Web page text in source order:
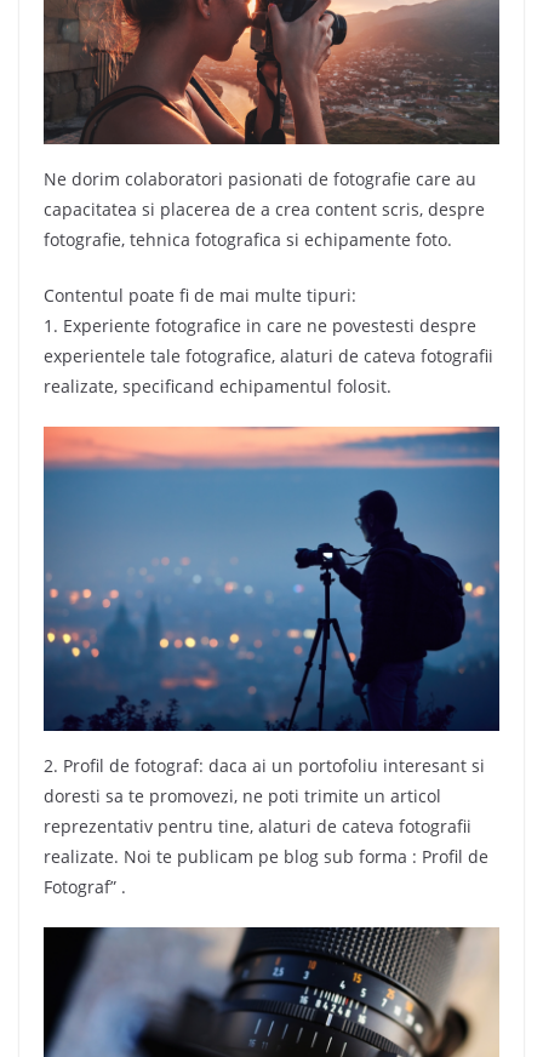
Ne dorim colaboratori pasionati de fotografie care au
capacitatea si placerea de a crea content scris, despre
fotografie, tehnica fotografica si echipamente foto.
Contentul poate fi de mai multe tipuri:
1. Experiente fotografice in care ne povestesti despre
experientele tale fotografice, alaturi de cateva fotografii
realizate, specificand echipamentul folosit.
2. Profil de fotograf: daca ai un portofoliu interesant si
doresti sa te promovezi, ne poti trimite un articol
reprezentativ pentru tine, alaturi de cateva fotografii
realizate. Noi te publicam pe blog sub forma : Profil de
Fotograf” .